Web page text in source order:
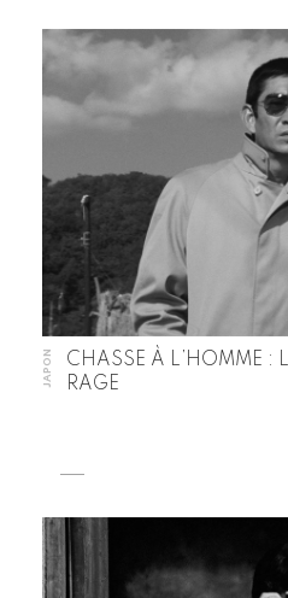
JAPON
CHASSE À L’HOMME :
RAGE